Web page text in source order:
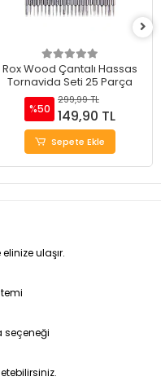
Rox Wood Çantalı Hassas
Tornavida Seti 25 Parça
%50
299,99 TL
149,90 TL
Sepete Ekle
ulaşır.
seçeneği